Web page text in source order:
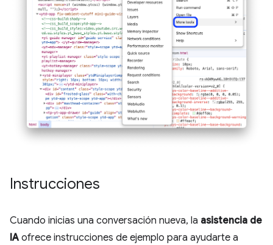
Instrucciones
Cuando inicias una conversación nueva, la asistencia de
IA ofrece instrucciones de ejemplo para ayudarte a